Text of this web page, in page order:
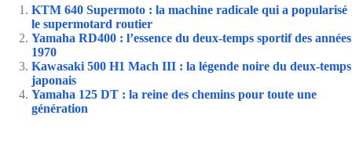
KTM 640 Supermoto : la machine radicale qui a popularisé
le supermotard routier
Yamaha RD400 : l’essence du deux-temps sportif des années
1970
Kawasaki 500 H1 Mach III : la légende noire du deux-temps
japonais
Yamaha 125 DT : la reine des chemins pour toute une
génération